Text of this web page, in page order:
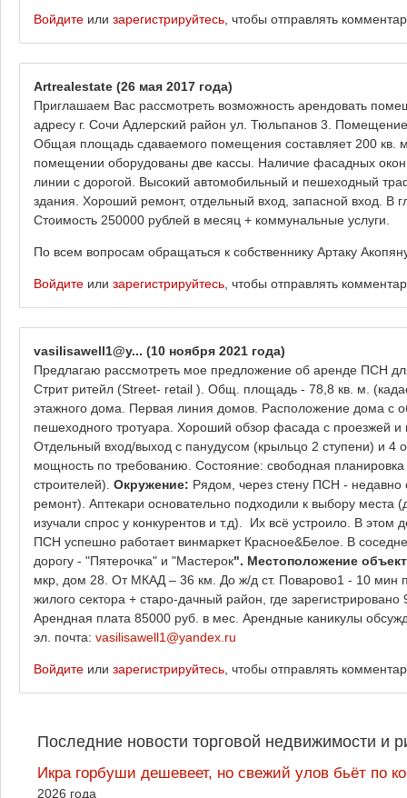
Войдите или зарегистрируйтесь , чтобы отправлять
Artrealestate (26 мая 2017 года)
Приглашаем Вас рассмотреть возможность арендовать
адресу г. Сочи Адлерский район ул. Тюльпанов 3.
Общая площадь сдаваемого помещения составляет 200 кв.
помещении оборудованы две кассы. Наличие фасадных
линии с дорогой. Высокий автомобильный и пешеходный
здания. Хороший ремонт, отдельный вход, запасной вход. В
Стоимость 250000 рублей в месяц + коммунальные услуги.
По всем вопросам обращаться к собственнику Артаку
Войдите или зарегистрируйтесь , чтобы отправлять
vasilisawell1@y... (10 ноября 2021 года)
Предлагаю рассмотреть мое предложение об аренде ПСН
Стрит ритейл (Street- retail ). Общ. площадь - 78,8 кв. м.
этажного дома. Первая линия домов. Расположение дома с
пешеходного тротуара. Хороший обзор фасада с проезжей
Отдельный вход/выход c панудусом (крыльцо 2 ступени) и 4
мощность по требованию. Состояние: свободная
строителей). Окружение: Рядом, через стену ПСН - недавно
ремонт). Аптекари основательно подходили к выбору
изучали спрос у конкурентов и т.д). Их всё устроило. В
ПСН успешно работает винмаркет Красное&Белое. В
дорогу - "Пятерочка" и "Мастерок". Местоположение
мкр, дом 28. От МКАД – 36 км. До ж/д ст. Поварово1 - 10 мин
жилого сектора + старо-дачный район, где
Арендная плата 85000 руб. в мес. Арендные каникулы
эл. почта: vasilisawell1@yandex.ru
Войдите или зарегистрируйтесь , чтобы отправлять
Последние новости торговой недвижимости и
Икра горбуши дешевеет, но свежий улов бьёт по
2026 года